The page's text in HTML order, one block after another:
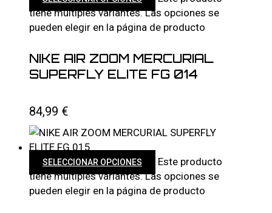
tiene múltiples variantes. Las opciones se
pueden elegir en la página de producto
NIKE AIR ZOOM MERCURIAL
SUPERFLY ELITE FG 014
84,99 €
SELECCIONAR OPCIONES
Este producto
tiene múltiples variantes. Las opciones se
pueden elegir en la página de producto